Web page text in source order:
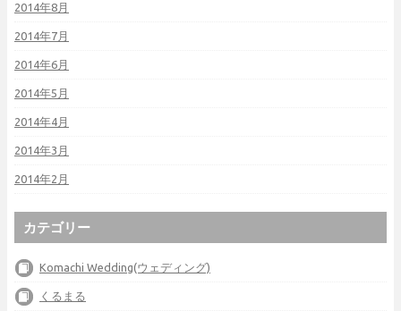
2014年8月
2014年7月
2014年6月
2014年5月
2014年4月
2014年3月
2014年2月
カテゴリー
Komachi Wedding(ウェディング)
くるまる